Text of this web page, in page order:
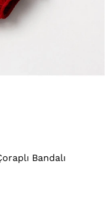
Bandalı